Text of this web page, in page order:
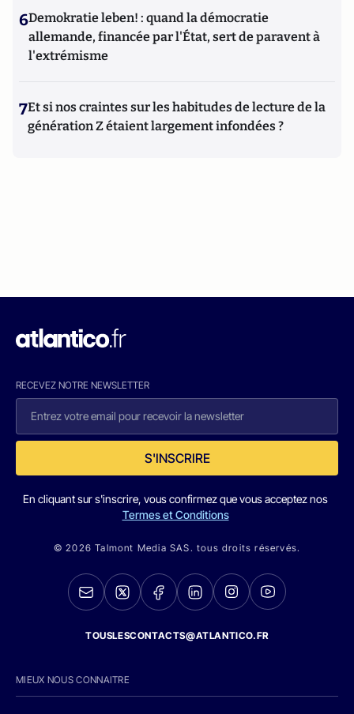
6Demokratie leben! : quand la démocratie
allemande, financée par l'État, sert de paravent à
l'extrémisme
7Et si nos craintes sur les habitudes de lecture de la
génération Z étaient largement infondées ?
RECEVEZ NOTRE NEWSLETTER
S'INSCRIRE
En cliquant sur s'inscrire, vous confirmez que vous acceptez nos
Termes et Conditions
© 2026 Talmont Media SAS. tous droits réservés.
TOUSLESCONTACTS@ATLANTICO.FR
MIEUX NOUS CONNAITRE